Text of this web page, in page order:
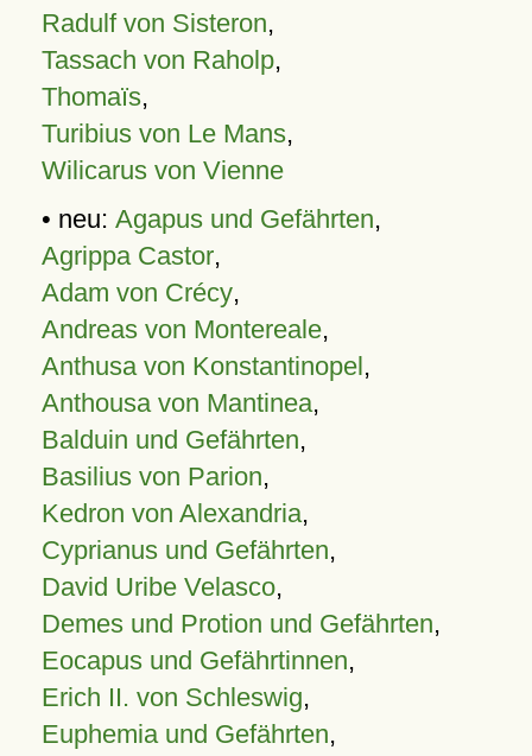
Radulf von Sisteron,
Tassach von Raholp,
Thomaïs,
Turibius von Le Mans,
Wilicarus von Vienne
• neu: Agapus und Gefährten,
Agrippa Castor,
Adam von Crécy,
Andreas von Montereale,
Anthusa von Konstantinopel,
Anthousa von Mantinea,
Balduin und Gefährten,
Basilius von Parion,
Kedron von Alexandria,
Cyprianus und Gefährten,
David Uribe Velasco,
Demes und Protion und Gefährten,
Eocapus und Gefährtinnen,
Erich II. von Schleswig,
Euphemia und Gefährten,